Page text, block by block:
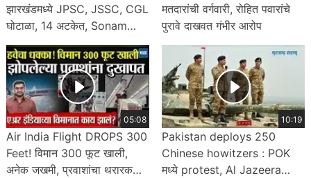
झारखंडमध्ये JPSC, JSSC, CGL
घोटाळा, 14 अटकेत, Sonam
Wangchuk यांचा पाठिंबा
मतदारांची वर्गवारी, रोहित पवारांचे
पुरावे दाखवत गंभीर आरोप
05:08
Air India Flight DROPS 300
Feet! विमान 300 फूट खाली,
अनेक जखमी, प्रवाशांचा थरारक
10:19
Pakistan deploys 250
Chinese howitzers : POK
मध्ये protest, Al Jazeera